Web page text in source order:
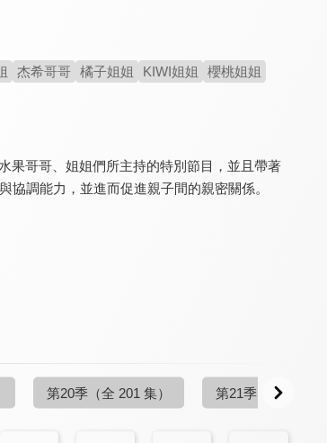
杰希哥哥 橘子姐姐 KIWI姐姐
櫻桃姐姐
果哥哥、姐姐們所主持的特別節目，並且帶著
調能力，並進而促進親子間的親密關係。
第20季 （全 201 集） 第21季 （全 155